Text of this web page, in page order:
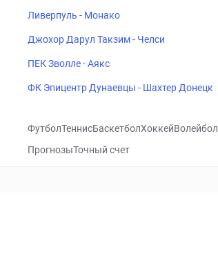
Ливерпуль - Монако
Джохор Дарул Такзим - Челси
ПЕК Зволле - Аякс
ФК Эпицентр Дунаевцы - Шахтер Донецк
ФутболТеннисБаскетболХоккейВолейбол
ПрогнозыТочный счет